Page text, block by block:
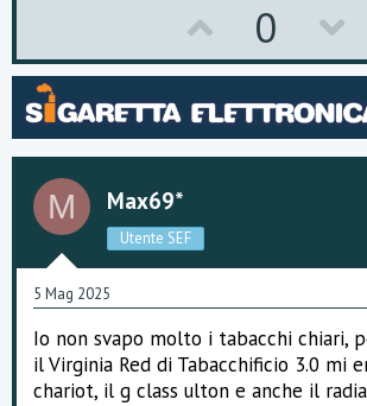
p
v
o
0
M Max69*
Utente SEF
5 Mag 2025
Io non svapo molto i tabacchi chiari,
il Virginia Red di Tabacchificio 3.0 mi
chariot, il g class ulton e anche il